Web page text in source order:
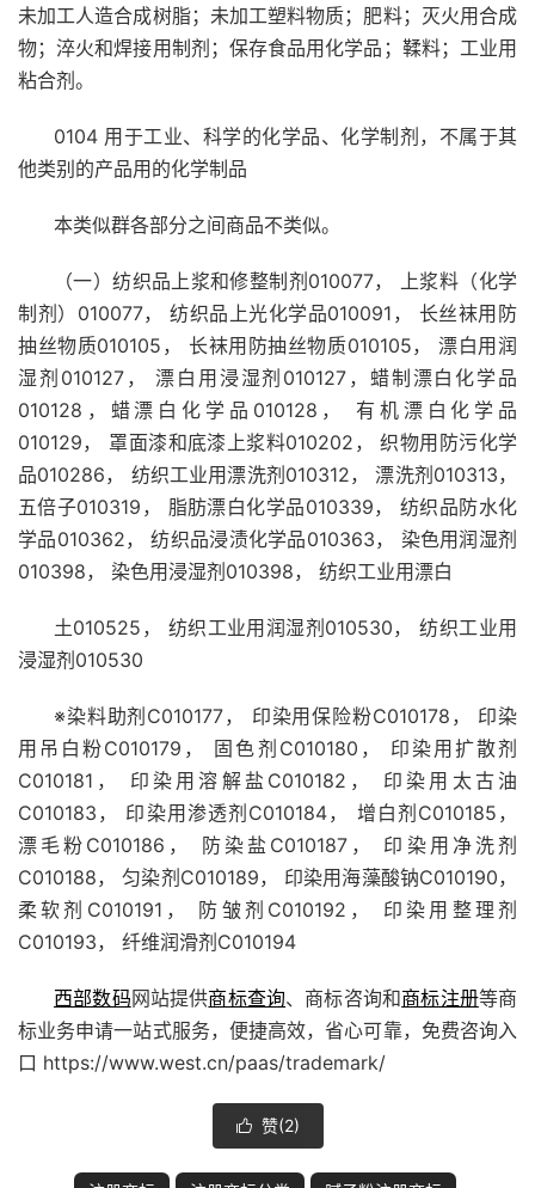
未加工人造合成树脂；未加工塑料物质；肥料；灭火用合成
物；淬火和焊接用制剂；保存食品用化学品；鞣料；工业用
粘合剂。
0104 用于工业、科学的化学品、化学制剂，不属于其
他类别的产品用的化学制品
本类似群各部分之间商品不类似。
（一）纺织品上浆和修整制剂010077， 上浆料（化学
制剂）010077， 纺织品上光化学品010091， 长丝袜用防
抽丝物质010105， 长袜用防抽丝物质010105， 漂白用润
湿剂010127， 漂白用浸湿剂010127，蜡制漂白化学品
010128，蜡漂白化学品010128， 有机漂白化学品
010129， 罩面漆和底漆上浆料010202， 织物用防污化学
品010286， 纺织工业用漂洗剂010312， 漂洗剂010313，
五倍子010319， 脂肪漂白化学品010339， 纺织品防水化
学品010362， 纺织品浸渍化学品010363， 染色用润湿剂
010398， 染色用浸湿剂010398， 纺织工业用漂白
土010525， 纺织工业用润湿剂010530， 纺织工业用
浸湿剂010530
※染料助剂C010177， 印染用保险粉C010178， 印染
用吊白粉C010179， 固色剂C010180， 印染用扩散剂
C010181， 印染用溶解盐C010182， 印染用太古油
C010183， 印染用渗透剂C010184， 增白剂C010185，
漂毛粉C010186， 防染盐C010187， 印染用净洗剂
C010188， 匀染剂C010189， 印染用海藻酸钠C010190，
柔软剂C010191， 防皱剂C010192， 印染用整理剂
C010193， 纤维润滑剂C010194
西部数码网站提供商标查询、商标咨询和商标注册等商
标业务申请一站式服务，便捷高效，省心可靠，免费咨询入
口 https://www.west.cn/paas/trademark/
 赞(2)